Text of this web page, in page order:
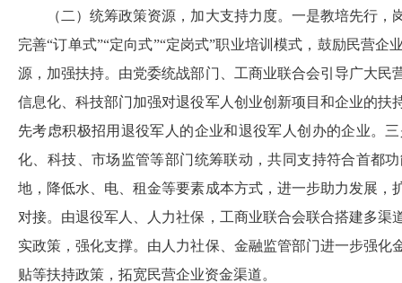
（二）统筹政策资源，加大支持力度。一是教培先行，
完善“订单式”“定向式”“定岗式”职业培训模式，鼓励民营
源，加强扶持。由党委统战部门、工商业联合会引导广大
信息化、科技部门加强对退役军人创业创新项目和企业的
先考虑积极招用退役军人的企业和退役军人创办的企业。
化、科技、市场监管等部门统筹联动，共同支持符合首都
地，降低水、电、租金等要素成本方式，进一步助力发展
对接。由退役军人、人力社保，工商业联合会联合搭建多
实政策，强化支撑。由人力社保、金融监管部门进一步强
贴等扶持政策，拓宽民营企业资金渠道。